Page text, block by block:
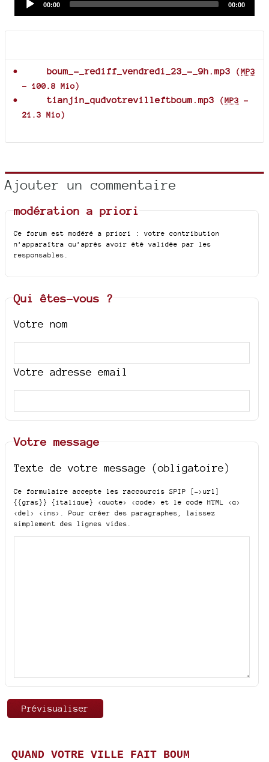
Current
00:00
Total
00:00
boum_-_rediff_vendredi_23_-_9h.mp3 (MP3
- 100.8 Mio)
tianjin_qudvotrevilleftboum.mp3 (MP3 -
21.3 Mio)
Ajouter un commentaire
modération a priori
Ce forum est modéré a priori : votre contribution
n’apparaîtra qu’après avoir été validée par les
responsables.
Qui êtes-vous ?
Votre nom
Votre adresse email
Votre message
Texte de votre message (obligatoire)
Ce formulaire accepte les raccourcis SPIP
[->url]
{{gras}} {italique} <quote> <code>
et le code HTML <q>
<del> <ins>
. Pour créer des paragraphes, laissez
simplement des lignes vides.
QUAND VOTRE VILLE FAIT BOUM